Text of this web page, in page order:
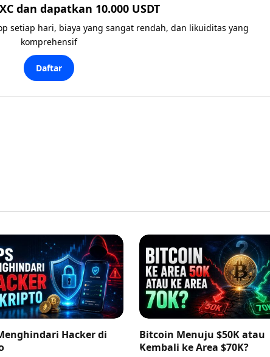
dan dapatkan 10.000 USDT
setiap hari, biaya yang sangat rendah, dan likuiditas yang
komprehensif
Daftar
Hacker di
Bitcoin Menuju $50K atau
Kembali ke Area $70K?